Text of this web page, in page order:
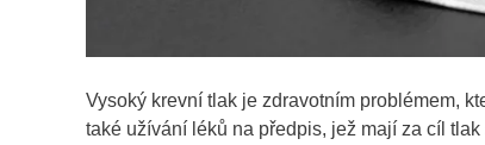
Vysoký krevní tlak je zdravotním problémem,
také užívání léků na předpis, jež mají za cíl